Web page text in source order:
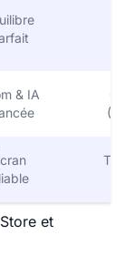
& IA
et